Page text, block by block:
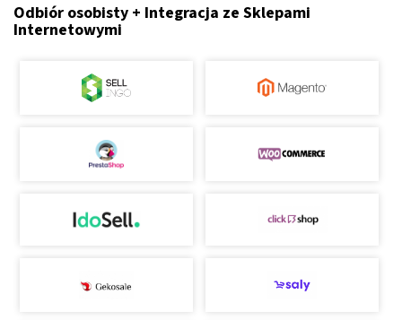
Odbiór osobisty + Integracja ze Sklepami
Internetowymi